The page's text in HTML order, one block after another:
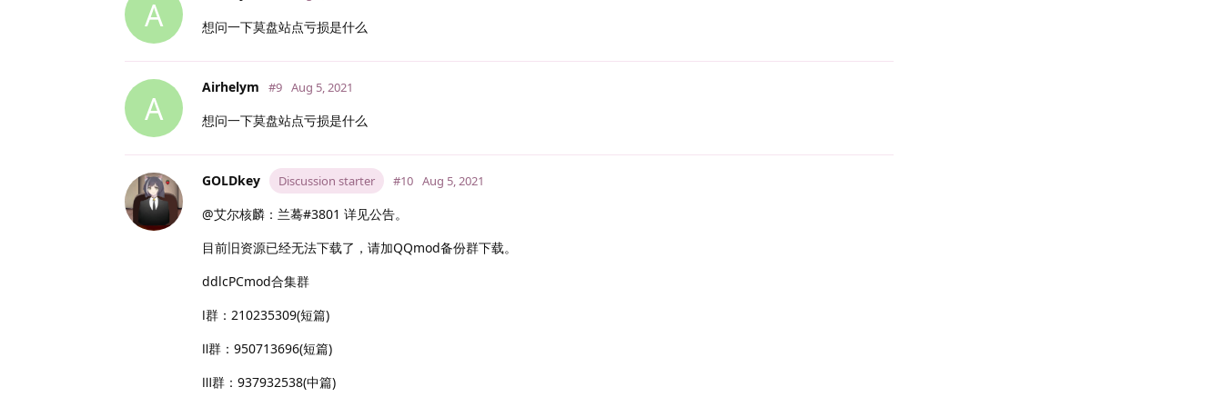
A 想问一下莫盘站点亏损是什么
A
Airhelym #9 Aug 5, 2021
想问一下莫盘站点亏损是什么
GOLDkey Discussion starter #10 Aug 5, 2021
@艾尔核麟：兰蓦#3801 详见公告。
目前旧资源已经无法下载了，请加QQmod备份群下载。
ddlcPCmod合集群
Ⅰ群：210235309(短篇)
Ⅱ群：950713696(短篇)
Ⅲ群：937932538(中篇)